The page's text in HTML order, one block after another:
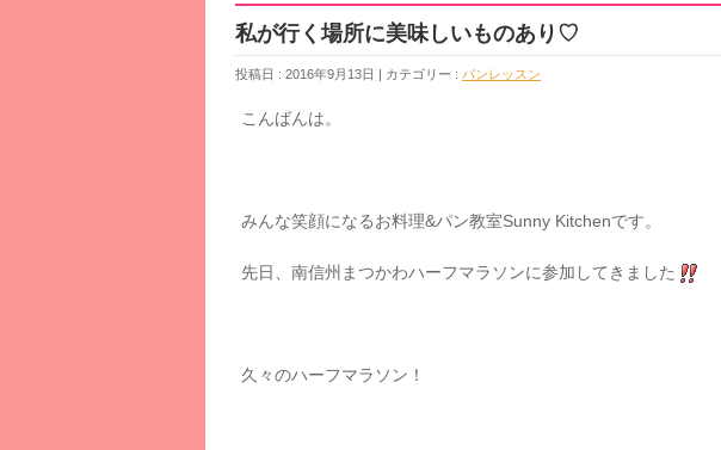
私が行く場所に美味しいものあり♡
投稿日 : 2016年9月13日 | カテゴリー : パンレッスン
こんばんは。
みんな笑顔になるお料理&パン教室Sunny Kitchenです。
先日、南信州まつかわハーフマラソンに参加してきました
久々のハーフマラソン！